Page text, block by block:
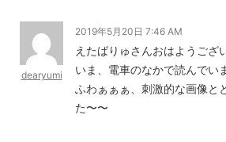
dearyumi
2019年5月20日 7:46 AM
えたばりゅさんおはようござ
いま、電車のなかで読んでい
ふわぁぁぁ、刺激的な画像と
た〜〜